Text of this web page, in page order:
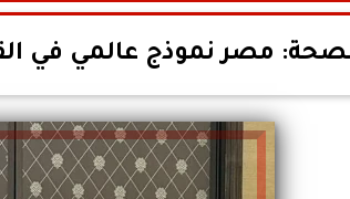
مصر نموذج عالمي في